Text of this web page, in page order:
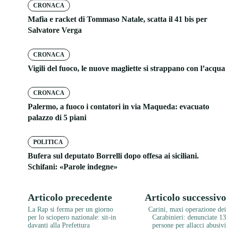
CRONACA
Mafia e racket di Tommaso Natale, scatta il 41 bis per
Salvatore Verga
CRONACA
Vigili del fuoco, le nuove magliette si strappano con l’acqua
CRONACA
Palermo, a fuoco i contatori in via Maqueda: evacuato
palazzo di 5 piani
POLITICA
Bufera sul deputato Borrelli dopo offesa ai siciliani.
Schifani: «Parole indegne»
Articolo precedente
La Rap si ferma per un giorno
per lo sciopero nazionale: sit-in
davanti alla Prefettura
Articolo successivo
Carini, maxi operazione dei
Carabinieri: denunciate 13
persone per allacci abusivi